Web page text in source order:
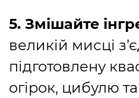
5. Змішайте
великій мисці
підготовлену
огірок, цибулю